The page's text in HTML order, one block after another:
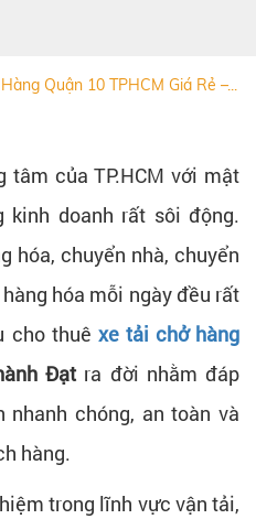
Quận 10 TPHCM Giá Rẻ –...
tâm của TP.HCM với mật
doanh rất sôi động.
hóa, chuyển nhà, chuyển
hóa mỗi ngày đều rất
cho thuê xe tải chở hàng
Đạt ra đời nhằm đáp
nhanh chóng, an toàn và
hàng.
trong lĩnh vực vận tải,